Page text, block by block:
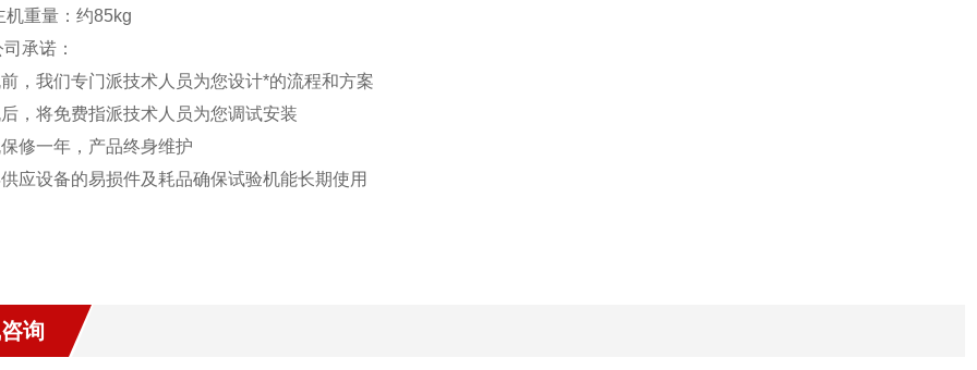
机重量：约85kg
承诺：
，我们专门派技术人员为您设计*的流程和方案
，将免费指派技术人员为您调试安装
修一年，产品终身维护
应设备的易损件及耗品确保试验机能长期使用
询